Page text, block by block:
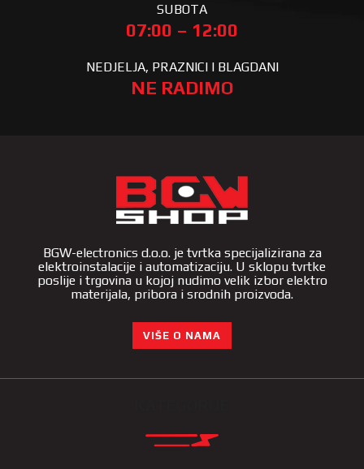
SUBOTA
07:00 – 12:00
NEDJELJA, PRAZNICI I BLAGDANI
NE RADIMO
BGW-electronics d.o.o. je tvrtka specijalizirana za
elektroinstalacije i automatizaciju. U sklopu tvrtke
poslije i trgovina u kojoj nudimo velik izbor elektro
materijala, pribora i srodnih proizvoda.
VIŠE O NAMA